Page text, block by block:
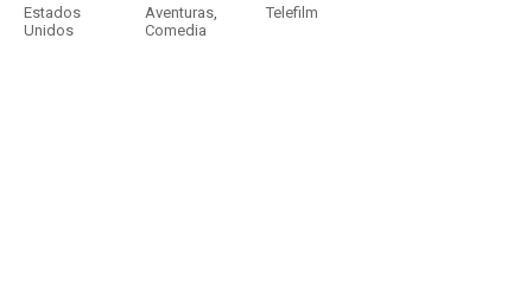
Estados
Unidos
Aventuras,
Comedia
Telefilm